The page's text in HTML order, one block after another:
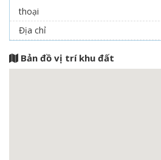
thoại
Địa chỉ
Bản đồ vị trí khu đất